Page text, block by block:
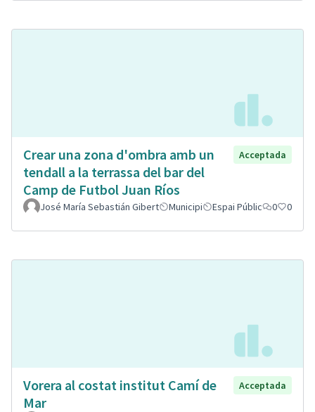
Crear una zona d'ombra amb un
tendall a la terrassa del bar del
Camp de Futbol Juan Ríos
Acceptada
José María Sebastián Gibert Municipi Espai Públic 0 0
Vorera al costat institut Camí de
Mar
Acceptada